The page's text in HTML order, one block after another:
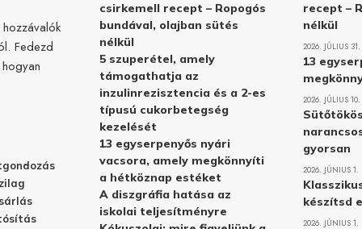
Fedezd
gondozás
csirkemell recept – Ropogós
bundával, olajban sütés
nélkül
5 szuperétel, amely
támogathatja az
inzulinrezisztencia és a 2-es
típusú cukorbetegség
kezelését
13 egyserpenyős nyári
vacsora, amely megkönnyíti
a hétköznap estéket
A diszgráfia hatása az
iskolai teljesítményre
recept –
nélkül
2026. JÚLIUS 31.
13
2026. JÚLIUS 10.
gyorsan
2026. JÚNIUS 1.
készítsd
2026. JÚNIUS 1.